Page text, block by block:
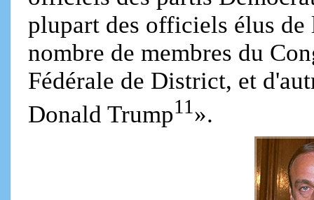
plupart des officiels élus
nombre de membres du
Fédérale de District, et
Donald Trump11 ».